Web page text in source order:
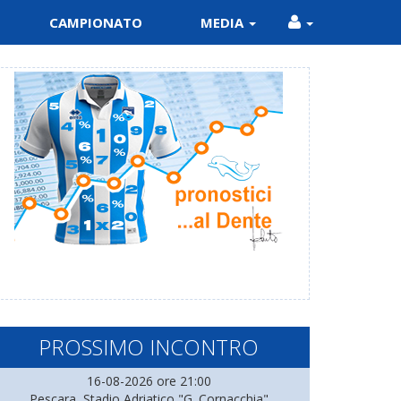
CAMPIONATO MEDIA
PROSSIMO INCONTRO
16-08-2026 ore 21:00